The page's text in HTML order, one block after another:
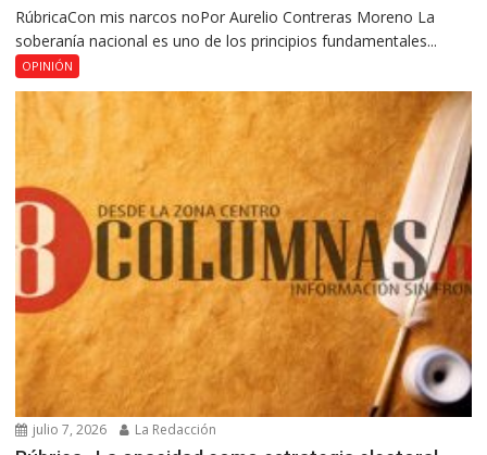
RúbricaCon mis narcos noPor Aurelio Contreras Moreno La
soberanía nacional es uno de los principios fundamentales...
OPINIÓN
julio 7, 2026 La Redacción